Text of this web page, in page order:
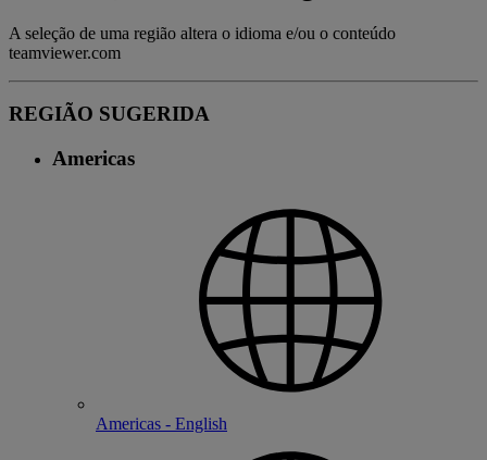
A seleção de uma região altera o idioma e/ou o conteúdo
teamviewer.com
REGIÃO SUGERIDA
Americas
Americas - English